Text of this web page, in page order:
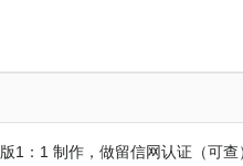
：1 制作，做留信网认证（可